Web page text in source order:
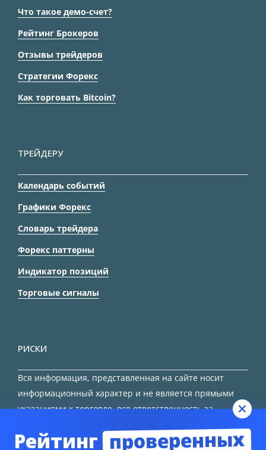
Что такое демо-счет?
Рейтинг Брокеров
Отзывы трейдеров
Стратегии Форекс
Как торговать Bitcoin?
ТРЕЙДЕРУ
Календарь событий
Графики Форекс
Словарь трейдера
Форекс паттерны
Индикатор позиций
Торговые сигналы
РИСКИ
Вся информация, представленная на сайте носит
информационный характер и не является прямыми
указаниями к торговле, вся ответственность за
Рейтинг проверенных